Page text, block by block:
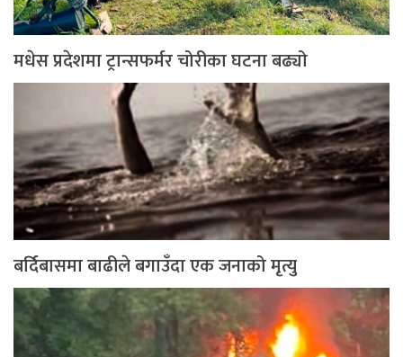
मधेस प्रदेशमा ट्रान्सफर्मर चोरीका घटना बढ्यो
बर्दिबासमा बाढीले बगाउँदा एक जनाको मृत्यु